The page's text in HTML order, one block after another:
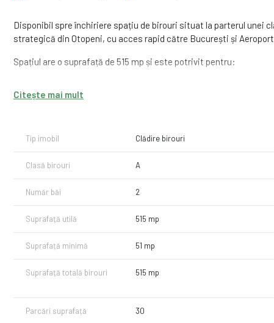
Disponibil spre închiriere spațiu de birouri situat la parterul unei
strategică din Otopeni, cu acces rapid către București și
Spațiul are o suprafață de 515 mp și este potrivit pentru:
* birouri administrative și operaționale
* call center
* activități educaționale sau corporate
* suprafață utilă: 515 mp
* acces facil și vizibilitate foarte bună
* contorizare separată
* posibilitate compartimentare și adaptare spațiu
Facilități incluse:
Citește mai mult
Tip imobil Clădire birouri
Clasă birouri A
Număr băi 2
Suprafață utilă 515 mp
Suprafață minimă 51 mp
Suprafață totală birouri 515 mp
Parcări suprafață 30